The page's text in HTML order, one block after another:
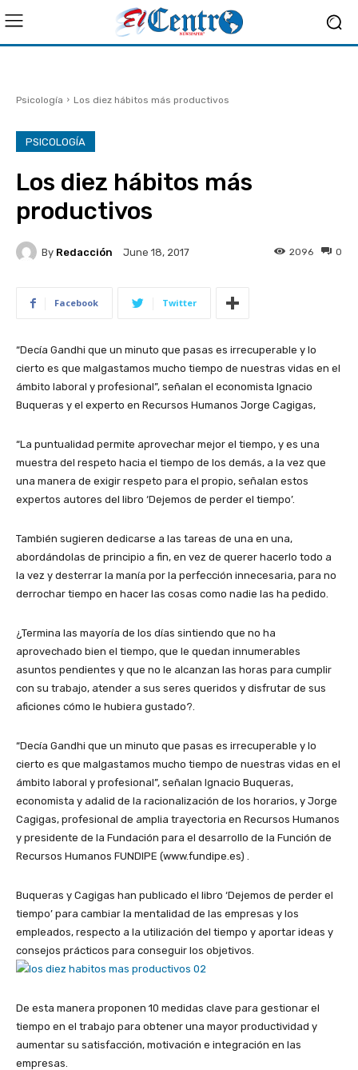
Psicología Los diez hábitos más productivos
PSICOLOGÍA
Los diez hábitos más
productivos
By Redacción June 18, 2017 0
2096
Facebook Twitter
“Decía Gandhi que un minuto que pasas es irrecuperable y lo
cierto es que malgastamos mucho tiempo de nuestras vidas en el
ámbito laboral y profesional”, señalan el economista Ignacio
Buqueras y el experto en Recursos Humanos Jorge Cagigas,
“La puntualidad permite aprovechar mejor el tiempo, y es una
muestra del respeto hacia el tiempo de los demás, a la vez que
una manera de exigir respeto para el propio, señalan estos
expertos autores del libro ‘Dejemos de perder el tiempo’.
También sugieren dedicarse a las tareas de una en una,
abordándolas de principio a fin, en vez de querer hacerlo todo a
la vez y desterrar la manía por la perfección innecesaria, para no
derrochar tiempo en hacer las cosas como nadie las ha pedido.
¿Termina las mayoría de los días sintiendo que no ha
aprovechado bien el tiempo, que le quedan innumerables
asuntos pendientes y que no le alcanzan las horas para cumplir
con su trabajo, atender a sus seres queridos y disfrutar de sus
aficiones cómo le hubiera gustado?.
“Decía Gandhi que un minuto que pasas es irrecuperable y lo
cierto es que malgastamos mucho tiempo de nuestras vidas en el
ámbito laboral y profesional”, señalan Ignacio Buqueras,
economista y adalid de la racionalización de los horarios, y Jorge
Cagigas, profesional de amplia trayectoria en Recursos Humanos
y presidente de la Fundación para el desarrollo de la Función de
Recursos Humanos FUNDIPE (www.fundipe.es) .
Buqueras y Cagigas han publicado el libro ‘Dejemos de perder el
tiempo’ para cambiar la mentalidad de las empresas y los
empleados, respecto a la utilización del tiempo y aportar ideas y
consejos prácticos para conseguir los objetivos.
De esta manera proponen 10 medidas clave para gestionar el
tiempo en el trabajo para obtener una mayor productividad y
aumentar su satisfacción, motivación e integración en las
empresas.